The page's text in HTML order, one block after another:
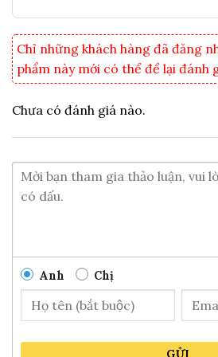
NSX và HSD:xem trên bao bì sản
Khối lượng tịnh: 20g
Giá bán:265.000đ/ hộp
Chỉ những khách hàng đã đăng
phẩm này mới có thể để lại đánh
Chưa có đánh giá nào.
Anh Chị
GỬI